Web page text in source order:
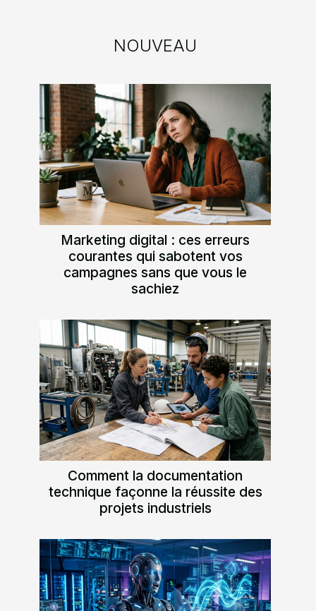
NOUVEAU
Marketing digital : ces erreurs
courantes qui sabotent vos
campagnes sans que vous le
sachiez
Comment la documentation
technique façonne la réussite des
projets industriels